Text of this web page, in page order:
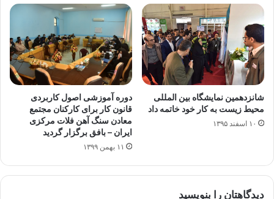
شانزدهمین نمایشگاه بین المللی
محیط زیست به کار خود خاتمه داد
۱۰ اسفند ۱۳۹۵
دوره آموزشی اصول کاربردی
قانون کار برای کارکنان مجتمع
معادن سنگ آهن فلات مرکزی
ایران – بافق برگزار گردید
۱۱ بهمن ۱۳۹۹
دیدگاهتان را بنویسید